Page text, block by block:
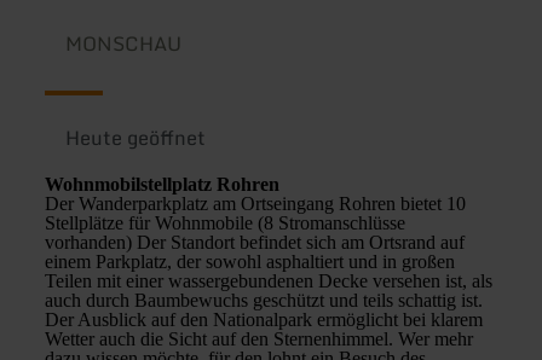
MONSCHAU
Heute geöffnet
Wohnmobilstellplatz Rohren
Der Wanderparkplatz am Ortseingang Rohren bietet 10
Stellplätze für Wohnmobile (8 Stromanschlüsse
vorhanden) Der Standort befindet sich am Ortsrand auf
einem Parkplatz, der sowohl asphaltiert und in großen
Teilen mit einer wassergebundenen Decke versehen ist, als
auch durch Baumbewuchs geschützt und teils schattig ist.
Der Ausblick auf den Nationalpark ermöglicht bei klarem
Wetter auch die Sicht auf den Sternenhimmel. Wer mehr